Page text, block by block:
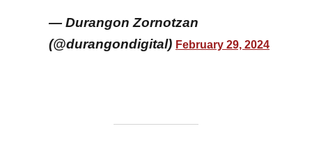
— Durangon Zornotzan
(@durangondigital) February 29, 2024